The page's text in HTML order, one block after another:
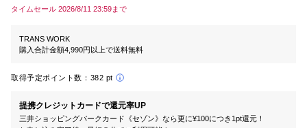
タイムセール 2026/8/11 23:59まで
TRANS WORK
購入合計金額4,990円以上で送料無料
取得予定ポイント数： 382 pt
提携クレジットカードで還元率UP
三井ショッピングパークカード《セゾン》なら更に¥100につき1pt還元！